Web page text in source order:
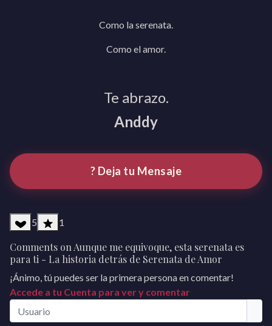
Como la serenata.
Como el amor.
Te abrazo.
Anddy
? Deja tu Mensaje
5 1
Comments on Aunque me equivoque, esta serenata es
para ti - La historia detrás de Serenata de Amor
¡Ánimo, tú puedes ser la primera persona en comentar!
Accede a tu Cuenta para ver y comentar
Usuario